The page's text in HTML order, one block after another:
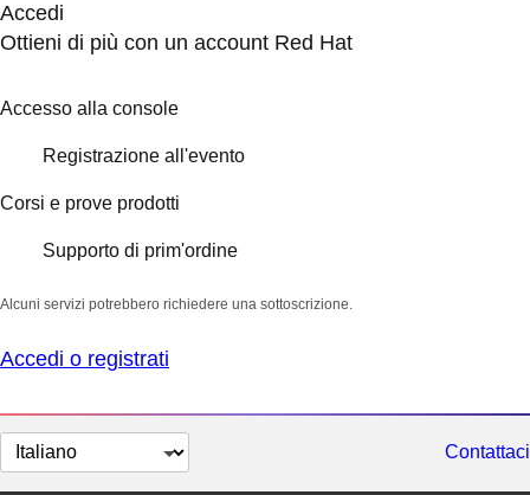
Accedi
Ottieni di più con un account Red Hat
Accesso alla console
Registrazione all'evento
Corsi e prove prodotti
Supporto di prim'ordine
Alcuni servizi potrebbero richiedere una sottoscrizione.
Accedi o registrati
Cambia
lingua
Contattaci